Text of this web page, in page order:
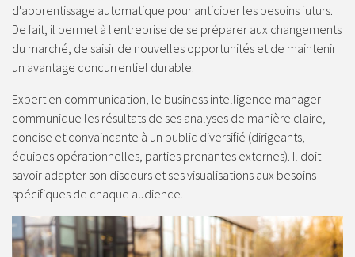
d'apprentissage automatique pour anticiper les besoins futurs.
De fait, il permet à l'entreprise de se préparer aux changements
du marché, de saisir de nouvelles opportunités et de maintenir
un avantage concurrentiel durable.
Expert en communication, le business intelligence manager
communique les résultats de ses analyses de manière claire,
concise et convaincante à un public diversifié (dirigeants,
équipes opérationnelles, parties prenantes externes). Il doit
savoir adapter son discours et ses visualisations aux besoins
spécifiques de chaque audience.